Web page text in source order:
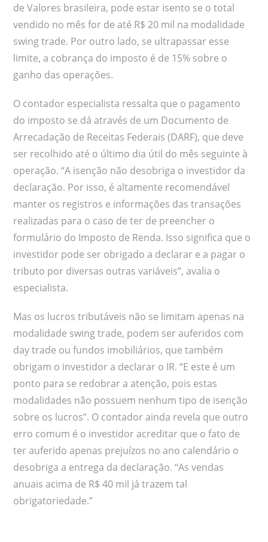
de Valores brasileira, pode estar isento se o total
vendido no mês for de até R$ 20 mil na modalidade
swing trade. Por outro lado, se ultrapassar esse
limite, a cobrança do imposto é de 15% sobre o
ganho das operações.
O contador especialista ressalta que o pagamento
do imposto se dá através de um Documento de
Arrecadação de Receitas Federais (DARF), que deve
ser recolhido até o último dia útil do mês seguinte à
operação. “A isenção não desobriga o investidor da
declaração. Por isso, é altamente recomendável
manter os registros e informações das transações
realizadas para o caso de ter de preencher o
formulário do Imposto de Renda. Isso significa que o
investidor pode ser obrigado a declarar e a pagar o
tributo por diversas outras variáveis”, avalia o
especialista.
Mas os lucros tributáveis não se limitam apenas na
modalidade swing trade, podem ser auferidos com
day trade ou fundos imobiliários, que também
obrigam o investidor a declarar o IR. “E este é um
ponto para se redobrar a atenção, pois estas
modalidades não possuem nenhum tipo de isenção
sobre os lucros”. O contador ainda revela que outro
erro comum é o investidor acreditar que o fato de
ter auferido apenas prejuízos no ano calendário o
desobriga a entrega da declaração. “As vendas
anuais acima de R$ 40 mil já trazem tal
obrigatoriedade.”